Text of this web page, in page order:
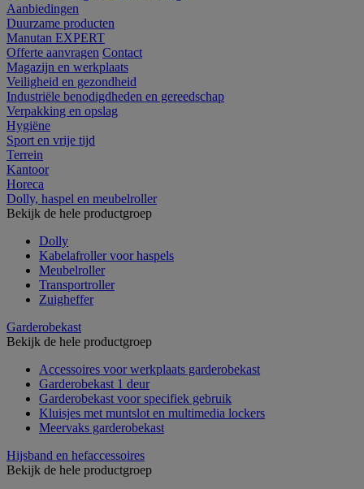
Aanbiedingen
Duurzame producten
Manutan EXPERT
Offerte aanvragen Contact
Magazijn en werkplaats
Veiligheid en gezondheid
Industriële benodigdheden en gereedschap
Verpakking en opslag
Hygiëne
Sport en vrije tijd
Terrein
Kantoor
Horeca
Dolly, haspel en meubelroller
Bekijk de hele productgroep
Dolly
Kabelafroller voor haspels
Meubelroller
Transportroller
Zuigheffer
Garderobekast
Bekijk de hele productgroep
Accessoires voor werkplaats garderobekast
Garderobekast 1 deur
Garderobekast voor specifiek gebruik
Kluisjes met muntslot en multimedia lockers
Meervaks garderobekast
Hijsband en hefaccessoires
Bekijk de hele productgroep